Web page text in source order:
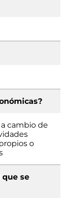
cambio de
o
que se